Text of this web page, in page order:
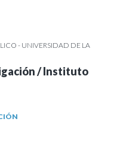
- UNIVERSIDAD DE LA
/ Instituto